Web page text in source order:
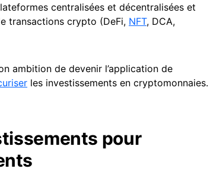
centralisées et décentralisées et
transactions crypto (DeFi, NFT, DCA,
ambition de devenir l’application de
les investissements en cryptomonnaies.
pour